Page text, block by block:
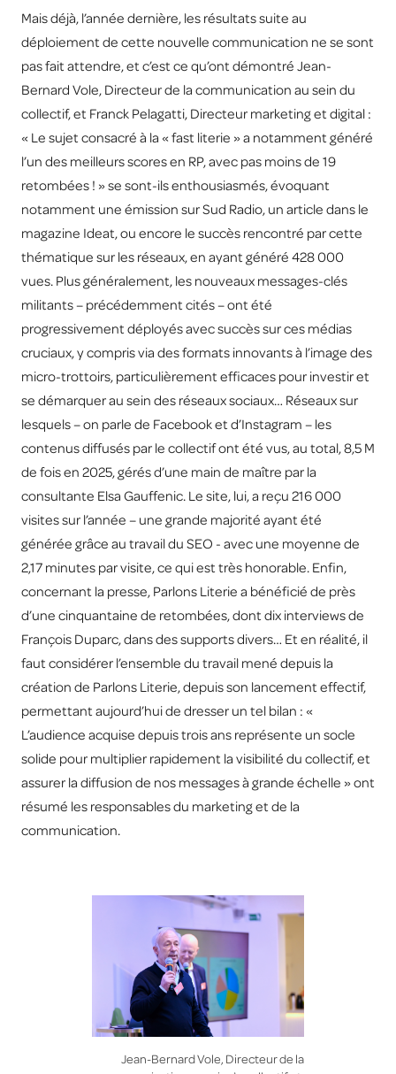
Mais déjà, l’année dernière, les résultats suite au
déploiement de cette nouvelle communication ne se sont
pas fait attendre, et c’est ce qu’ont démontré Jean-
Bernard Vole, Directeur de la communication au sein du
collectif, et Franck Pelagatti, Directeur marketing et digital :
« Le sujet consacré à la « fast literie » a notamment généré
l’un des meilleurs scores en RP, avec pas moins de 19
retombées ! » se sont-ils enthousiasmés, évoquant
notamment une émission sur Sud Radio, un article dans le
magazine Ideat, ou encore le succès rencontré par cette
thématique sur les réseaux, en ayant généré 428 000
vues. Plus généralement, les nouveaux messages-clés
militants – précédemment cités – ont été
progressivement déployés avec succès sur ces médias
cruciaux, y compris via des formats innovants à l’image des
micro-trottoirs, particulièrement efficaces pour investir et
se démarquer au sein des réseaux sociaux… Réseaux sur
lesquels – on parle de Facebook et d’Instagram – les
contenus diffusés par le collectif ont été vus, au total, 8,5 M
de fois en 2025, gérés d’une main de maître par la
consultante Elsa Gauffenic. Le site, lui, a reçu 216 000
visites sur l’année – une grande majorité ayant été
générée grâce au travail du SEO - avec une moyenne de
2,17 minutes par visite, ce qui est très honorable. Enfin,
concernant la presse, Parlons Literie a bénéficié de près
d’une cinquantaine de retombées, dont dix interviews de
François Duparc, dans des supports divers… Et en réalité, il
faut considérer l’ensemble du travail mené depuis la
création de Parlons Literie, depuis son lancement effectif,
permettant aujourd’hui de dresser un tel bilan : «
L’audience acquise depuis trois ans représente un socle
solide pour multiplier rapidement la visibilité du collectif, et
assurer la diffusion de nos messages à grande échelle » ont
résumé les responsables du marketing et de la
communication.
Jean-Bernard Vole, Directeur de la